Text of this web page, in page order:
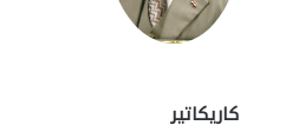
كاريكاتير